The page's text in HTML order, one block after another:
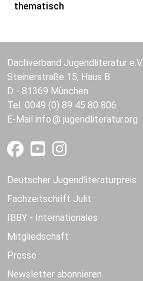
thematisch
Dachverband Jugendliteratur e.V.
Steinerstraße 15, Haus B
D - 81369 München
Tel. 0049 (0) 89 45 80 806
E-Mail info jugendliteratur.org
Deutscher Jugendliteraturpreis
Fachzeitschrift Julit
IBBY - Internationales
Mitgliedschaft
Presse
Newsletter abonnieren